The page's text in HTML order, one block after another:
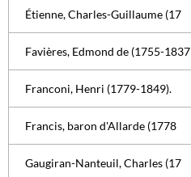
Étienne, Charles-Guillaume (17
Favières, Edmond de (1755-1837
Franconi, Henri (1779-1849).
Francis, baron d'Allarde (1778
Gaugiran-Nanteuil, Charles (17